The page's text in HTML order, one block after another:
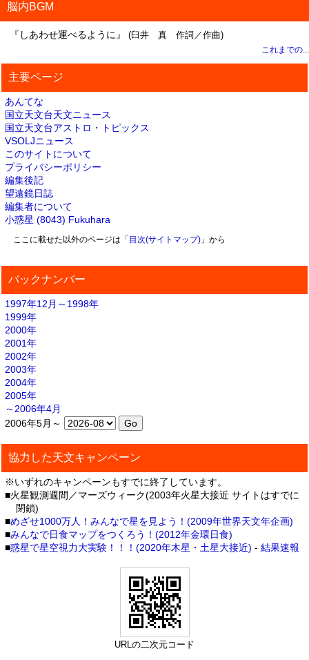
脳内BGM
『しあわせ運べるように』 (臼井 真 作詞／作曲)
これまでの...
主要ページ
あんてな
国立天文台天文ニュース
国立天文台アストロ・トピックス
VSOLJニュース
このサイトについて
プライバシーポリシー
編集後記
望遠鏡日誌
編集者について
小惑星 (8043) Fukuhara
ここに載せた以外のページは「 目次(サイトマップ)」から
バックナンバー
1997年12月～1998年
1999年
2000年
2001年
2002年
2003年
2004年
2005年
～2006年4月
2006年5月～
協力した天文キャンペーン
※いずれのキャンペーンもすでに終了しています。
■火星観測週間／マーズウィーク(2003年火星大接近 サイトはすでに
閉鎖)
■めざせ1000万人！みんなで星を見よう！(2009年世界天文年企画)
■みんなで日食マップをつくろう！(2012年金環日食)
■惑星で星空視力大実験！！！(2020年木星・土星大接近) - 結果速報
URLの二次元コード